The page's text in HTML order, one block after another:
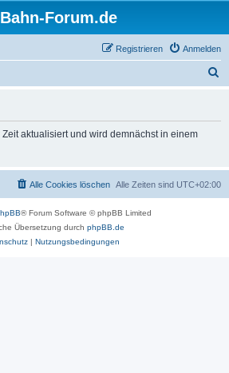
Forum.de
Anmelden
Registrieren
aktualisiert und wird demnächst in einem
Alle Zeiten sind UTC+02:00
Alle Cookies löschen
® Forum Software © phpBB Limited
Übersetzung durch phpBB.de
| Nutzungsbedingungen